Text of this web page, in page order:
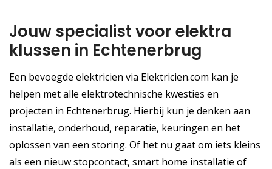
Jouw specialist voor elektra
klussen in Echtenerbrug
Een bevoegde elektricien via Elektricien.com kan je
helpen met alle elektrotechnische kwesties en
projecten in Echtenerbrug. Hierbij kun je denken aan
installatie, onderhoud, reparatie, keuringen en het
oplossen van een storing. Of het nu gaat om iets kleins
als een nieuw stopcontact, smart home installatie of